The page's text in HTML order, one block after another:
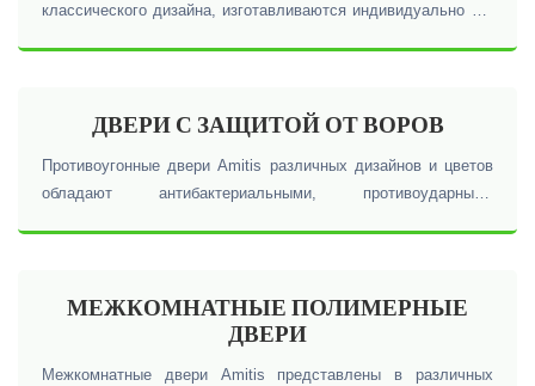
классического дизайна, изготавливаются индивидуально и в
ДВЕРИ С ЗАЩИТОЙ ОТ ВОРОВ
Противоугонные двери Amitis различных дизайнов и цветов
обладают антибактериальными, противоударными
МЕЖКОМНАТНЫЕ ПОЛИМЕРНЫЕ
ДВЕРИ
Межкомнатные двери Amitis представлены в различных